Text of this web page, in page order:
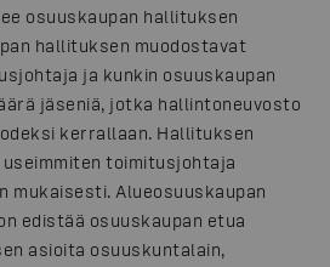
osuuskaupan hallituksen
hallituksen muodostavat
ja kunkin osuuskaupan
jäseniä, jotka hallintoneuvosto
kerrallaan. Hallituksen
toimitusjohtaja
mukaisesti. Alueosuuskaupan
edistää osuuskaupan etua
asioita osuuskuntalain,